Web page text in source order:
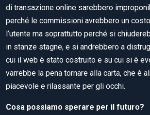
di transazione online sarebbero
perché le commissioni avrebbero un
l’utente ma soprattutto perché si
in stanze stagne, e si andrebbero a
cui il web è stato costruito e su cui si è
varrebbe la pena tornare alla carta, che è
piacevole e rilassante per gli occhi.
Cosa possiamo sperare per il futuro?